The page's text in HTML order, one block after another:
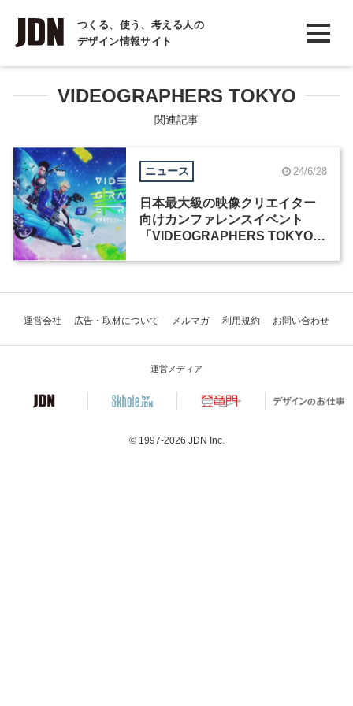
つくる、使う、考える人の
デザイン情報サイト
INTERVIEW
インタビュー
REPORT
COLUMN
コラム
VIDEOGRAPHERS TOKYO
関連記事
ニュース 24/6/28
日本最大級の映像クリエイター
向けカンファレンスイベント
「VIDEOGRAPHERS TOKYO
運営会社 広告・取材について メルマガ 利用規約 お問い合わせ
運営メディア
© 1997-2026 JDN Inc.